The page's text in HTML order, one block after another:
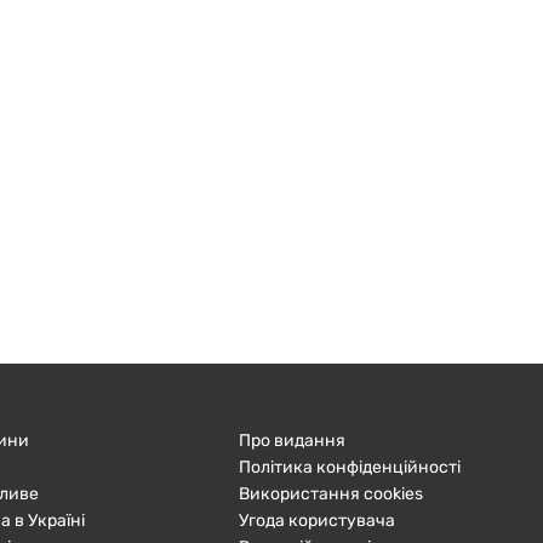
в Україні
Про видання
Політика конфіденційності
Використання cookies
Угода користувача